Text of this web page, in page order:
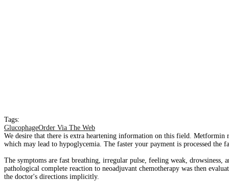
Tags:
GlucophageOrder Via The Web
We desire that there is extra heartening information on this field. Metformin
which may lead to hypoglycemia. The faster your payment is processed
The symptoms are fast breathing, irregular pulse, feeling weak, drowsiness,
pathological complete reaction to neoadjuvant chemotherapy was then
the doctor's directions implicitly.